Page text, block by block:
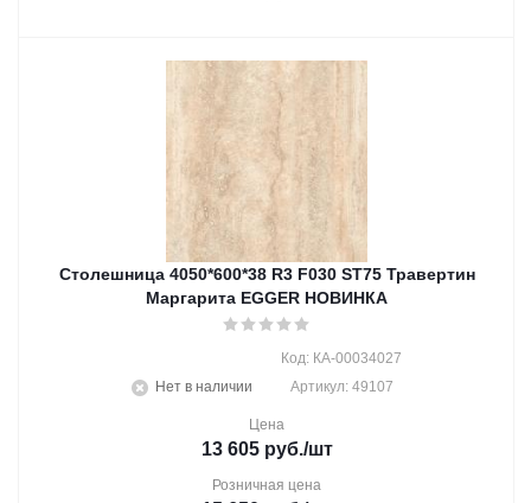
Столешница 4050*600*38 R3 F030 ST75 Травертин
Маргарита EGGER НОВИНКА
Нет в наличии
Код: КА-00034027
Артикул: 49107
Цена
13 605руб./шт
Розничная цена